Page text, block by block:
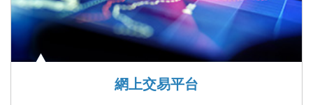
網上交易平台